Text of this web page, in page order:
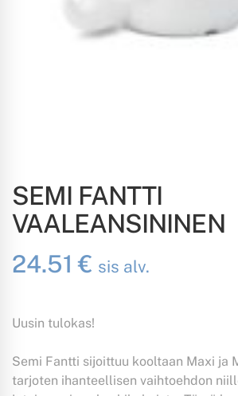
SEMI FANTTI
VAALEANSININEN
24.51€ sis alv.
Uusin tulokas!
Semi Fantti sijoittuu kooltaan Maxi ja
tarjoten ihanteellisen vaihtoehdon